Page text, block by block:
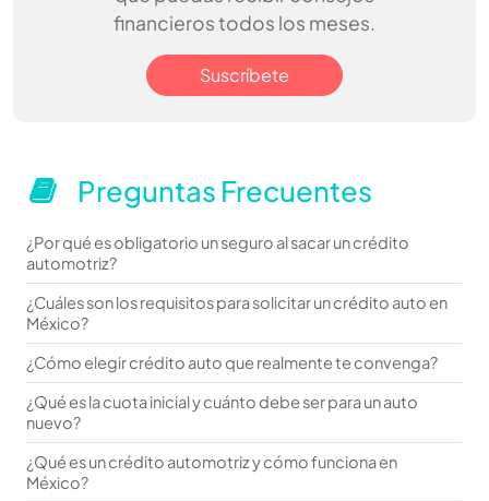
financieros todos los meses.
Suscríbete
Preguntas Frecuentes
¿Por qué es obligatorio un seguro al sacar un crédito
automotriz?
¿Cuáles son los requisitos para solicitar un crédito auto en
México?
¿Cómo elegir crédito auto que realmente te convenga?
¿Qué es la cuota inicial y cuánto debe ser para un auto
nuevo?
¿Qué es un crédito automotriz y cómo funciona en
México?